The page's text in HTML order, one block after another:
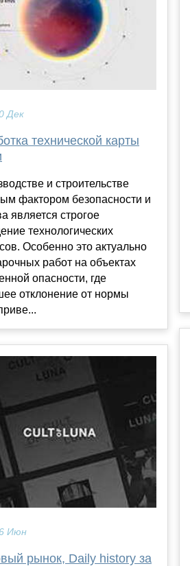
Дек
технической карты
и строительстве
фактором безопасности и
является строгое
технологических
Особенно это актуально
работ на объектах
опасности, где
отклонение от нормы
Июн
рынок, Daily history за